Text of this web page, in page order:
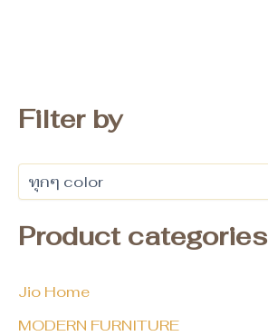
Filter by
Product categories
Jio Home
MODERN FURNITURE